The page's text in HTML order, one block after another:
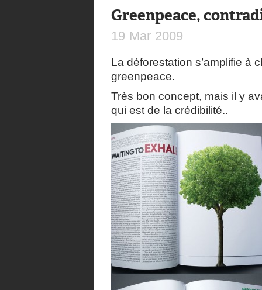
Greenpeace,
19 Mar 2009
La déforestation s’amplifie à
greenpeace.
Très bon concept, mais il y
qui est de la crédibilité..